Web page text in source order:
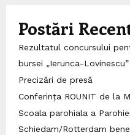
Postări
Rezultatul concursului
bursei „Ierunca-
Precizări de presă
Conferința ROUNIT de la
Scoala parohiala a
Schiedam/Rotterdam